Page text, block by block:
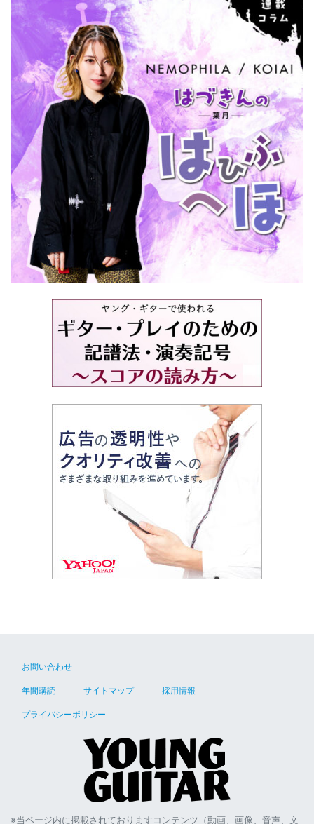
お問い合わせ
年間購読 サイトマップ 採用情報
プライバシーポリシー
※当ページ内に掲載されておりますコンテンツ（動画、画像、音声、文